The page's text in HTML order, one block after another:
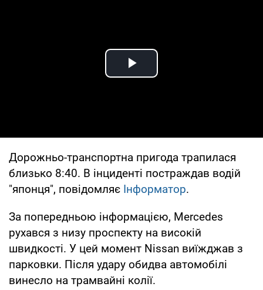
Play Video
Дорожньо-транспортна пригода трапилася
близько 8:40. В інциденті постраждав водій
"японця", повідомляє Інформатор.
За попередньою інформацією, Mercedes
рухався з низу проспекту на високій
швидкості. У цей момент Nissan виїжджав з
парковки. Після удару обидва автомобілі
винесло на трамвайні колії.